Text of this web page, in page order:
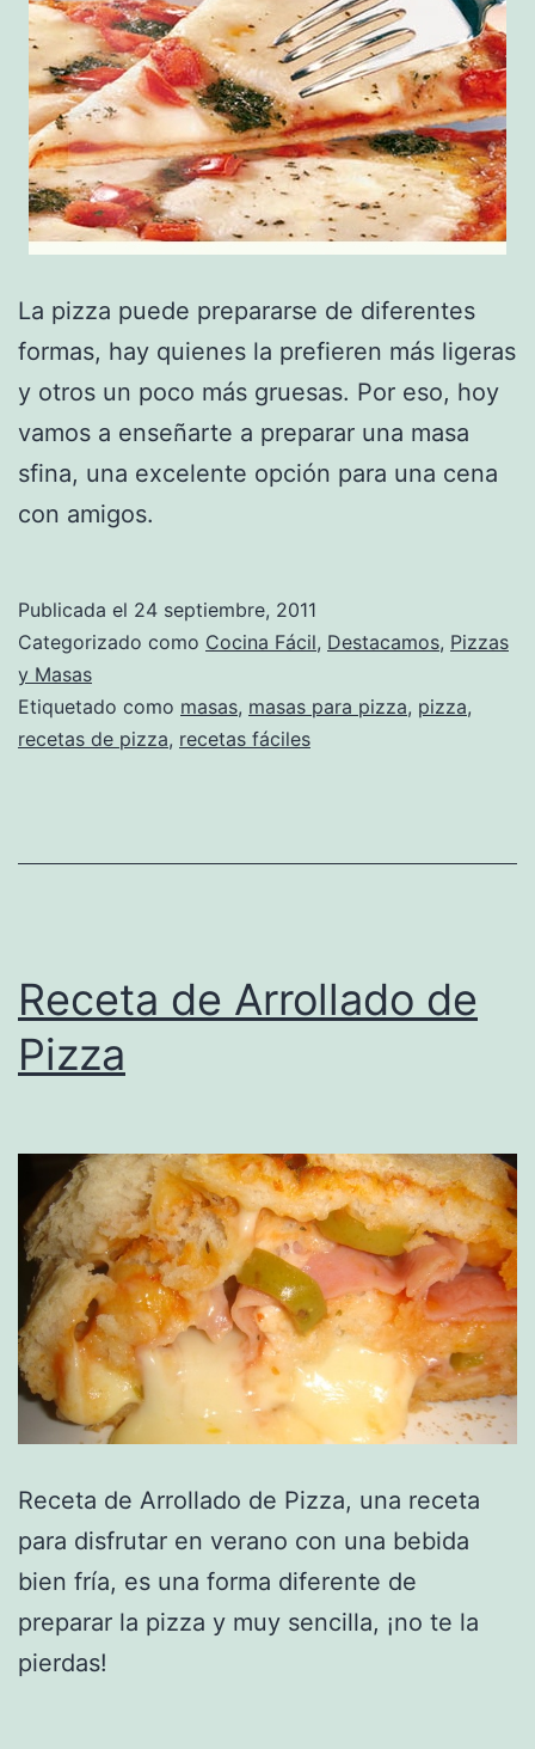
La pizza puede prepararse de diferentes
formas, hay quienes la prefieren más ligeras
y otros un poco más gruesas. Por eso, hoy
vamos a enseñarte a preparar una masa
sfina, una excelente opción para una cena
con amigos.
Publicada el 24 septiembre, 2011
Categorizado como Cocina Fácil, Destacamos, Pizzas
y Masas
Etiquetado como masas, masas para pizza, pizza,
recetas de pizza, recetas fáciles
Receta de Arrollado de
Pizza
Receta de Arrollado de Pizza, una receta
para disfrutar en verano con una bebida
bien fría, es una forma diferente de
preparar la pizza y muy sencilla, ¡no te la
pierdas!